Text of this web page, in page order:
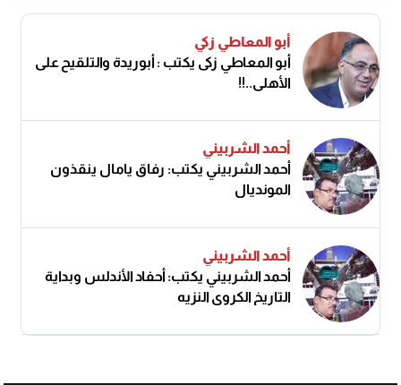
أبو المعاطي زكي
أبو المعاطي زكى يكتب : أبوريدة والتلقيح على
الأهلى..!!
أحمد الشربيني
أحمد الشربيني يكتب: رفاق يامال ينقذون
المونديال
أحمد الشربيني
أحمد الشربيني يكتب: أحفاد الأندلس وبداية
التاريخ الكروي النزيه